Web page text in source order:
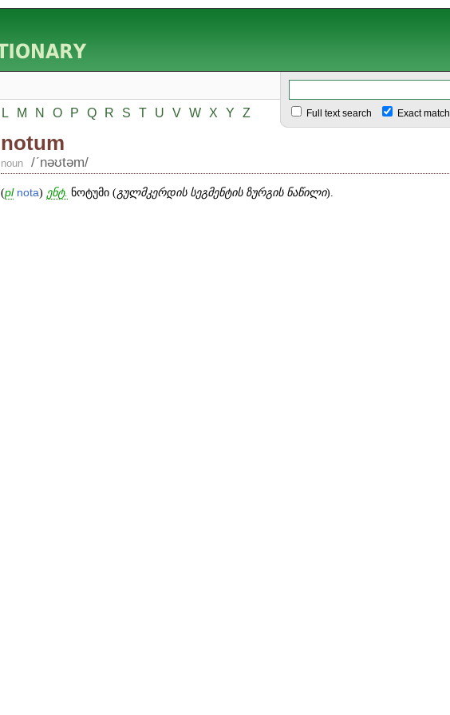
L M N O P Q R S T U V W X Y Z Full text search Exact match
notum
noun /ʹnəʊtəm/
(pl nota) ენტ. ნოტუმი (გულმკერდის სეგმენტის ზურგის ნაწილი).